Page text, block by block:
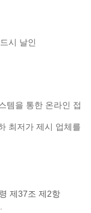
시 날인
템을 통한 온라인 접
최저가 제시 업체를
제37조 제2항